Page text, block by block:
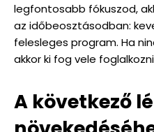
legfontosabb fókuszod,
az időbeosztásodban:
felesleges program. Ha
akkor ki fog vele
A következő